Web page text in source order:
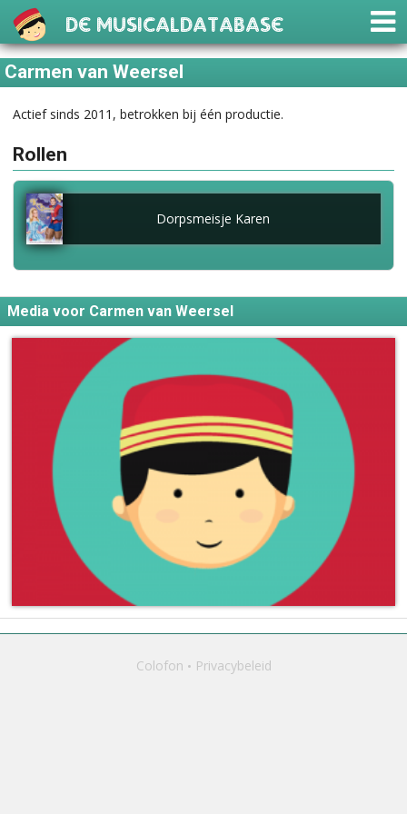
De Musicaldatabase
Carmen van Weersel
Actief sinds 2011, betrokken bij één productie.
Rollen
Dorpsmeisje Karen
Media voor Carmen van Weersel
Colofon Privacybeleid